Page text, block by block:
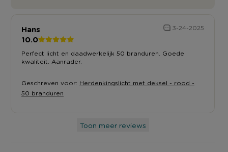
Hans 3-24-2025
10.0
Perfect licht en daadwerkelijk 50 branduren. Goede
kwaliteit. Aanrader.
Geschreven voor: Herdenkingslicht met deksel - rood -
50 branduren
Toon meer reviews